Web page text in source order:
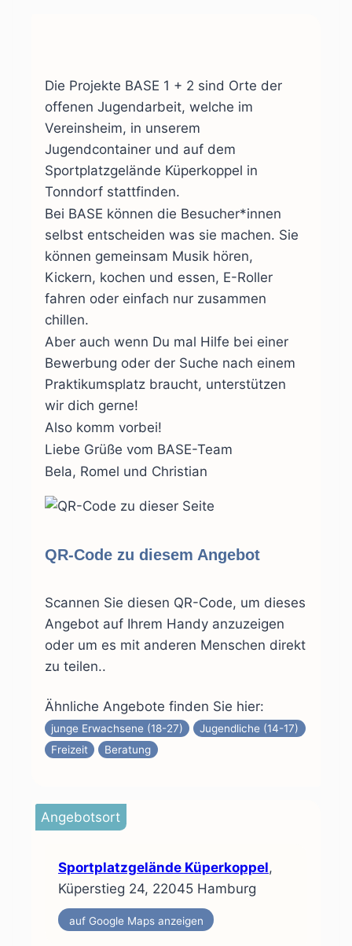
Die Projekte BASE 1 + 2 sind Orte der
offenen Jugendarbeit, welche im
Vereinsheim, in unserem
Jugendcontainer und auf dem
Sportplatzgelände Küperkoppel in
Tonndorf stattfinden.
Bei BASE können die Besucher*innen
selbst entscheiden was sie machen. Sie
können gemeinsam Musik hören,
Kickern, kochen und essen, E-Roller
fahren oder einfach nur zusammen
chillen.
Aber auch wenn Du mal Hilfe bei einer
Bewerbung oder der Suche nach einem
Praktikumsplatz braucht, unterstützen
wir dich gerne!
Also komm vorbei!
Liebe Grüße vom BASE-Team
Bela, Romel und Christian
QR-Code zu diesem Angebot
Scannen Sie diesen QR-Code, um dieses
Angebot auf Ihrem Handy anzuzeigen
oder um es mit anderen Menschen direkt
zu teilen..
Ähnliche Angebote finden Sie hier:
junge Erwachsene (18-27)
Jugendliche (14-17)
Freizeit
Beratung
Angebotsort
Sportplatzgelände Küperkoppel,
Küperstieg 24, 22045 Hamburg
auf Google Maps anzeigen